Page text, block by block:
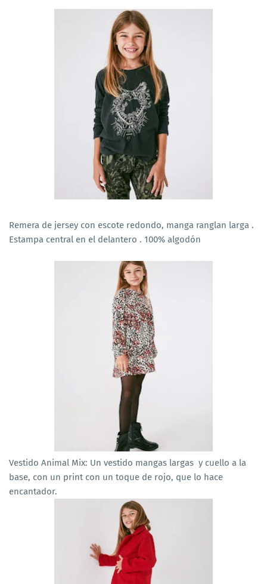
Remera de jersey con escote redondo, manga ranglan larga .
Estampa central en el delantero . 100% algodón
Vestido Animal Mix: Un vestido mangas largas y cuello a la
base, con un print con un toque de rojo, que lo hace
encantador.